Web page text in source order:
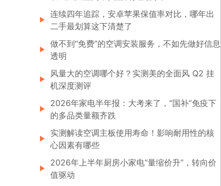
连续四年追踪，安卓苹果保值率对比，哪年出
二手最划算这下清楚了
做不到“免费”的空调安装服务，不如先做好信息
透明
风量大的空调哪个好？实测美的全面风 Q2 挂
机深度测评
2026年家电半年报：大考来了，“国补”免疫下
的多品类量额齐跌
实测解读空调主板使用寿命！影响耐用性的核
心因素有哪些
2026年上半年厨房小家电“量缩价升”，转向价
值驱动